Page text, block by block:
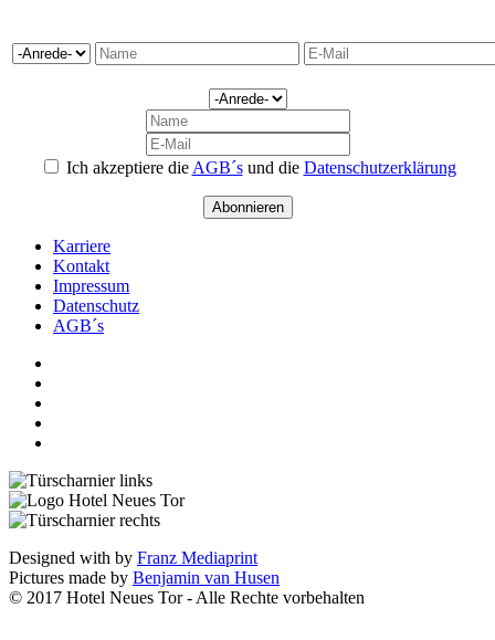
Ich akzeptiere die AGB´sund die Datenschutzerklärung
Abonnieren
Karriere
Kontakt
Impressum
Datenschutz
AGB´s
Designed with by Franz Mediaprint
Pictures made by Benjamin van Husen
© 2017 Hotel Neues Tor - Alle Rechte vorbehalten